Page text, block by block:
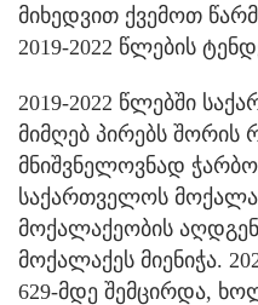
მიხედვით ქვემოთ
2019-2022 წლების
2019-2022 წლებში
მიმღებ პირებს შორის
მნიშვნელოვნად
საქართველოს
მოქალაქეობის
მოქალაქეს მიენიჭა.
629-მდე შემცირდა,